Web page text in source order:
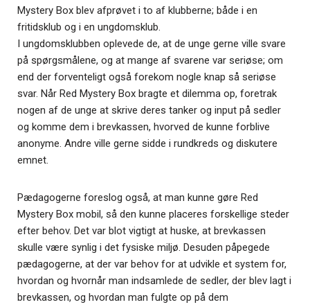
Mystery Box blev afprøvet i to af klubberne; både i en
fritidsklub og i en ungdomsklub.
I ungdomsklubben oplevede de, at de unge gerne ville svare
på spørgsmålene, og at mange af svarene var seriøse; om
end der forventeligt også forekom nogle knap så seriøse
svar. Når Red Mystery Box bragte et dilemma op, foretrak
nogen af de unge at skrive deres tanker og input på sedler
og komme dem i brevkassen, hvorved de kunne forblive
anonyme. Andre ville gerne sidde i rundkreds og diskutere
emnet.
Pædagogerne foreslog også, at man kunne gøre Red
Mystery Box mobil, så den kunne placeres forskellige steder
efter behov. Det var blot vigtigt at huske, at brevkassen
skulle være synlig i det fysiske miljø. Desuden påpegede
pædagogerne, at der var behov for at udvikle et system for,
hvordan og hvornår man indsamlede de sedler, der blev lagt i
brevkassen, og hvordan man fulgte op på dem